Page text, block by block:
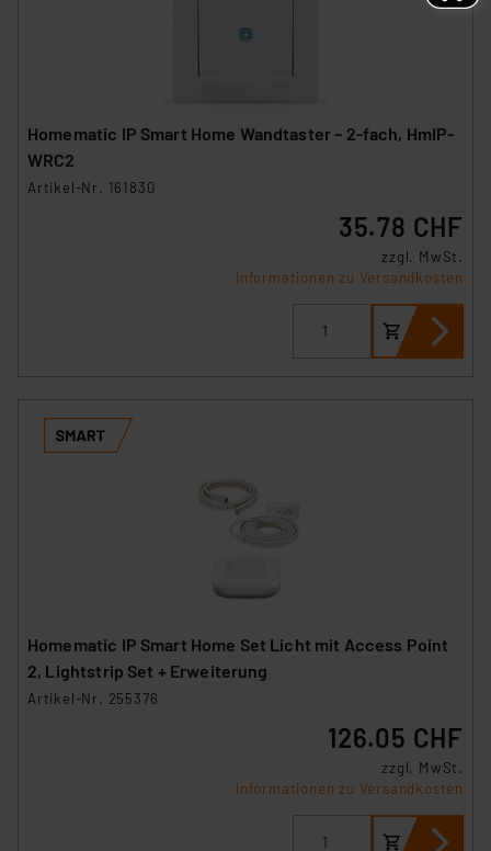
Homematic IP Smart Home Wandtaster – 2-fach, HmIP-
WRC2
Artikel-Nr. 161830
35.78 CHF
zzgl. MwSt.
Informationen zu Versandkosten
Homematic IP Smart Home Set Licht mit Access Point
2, Lightstrip Set + Erweiterung
Artikel-Nr. 255376
126.05 CHF
zzgl. MwSt.
Informationen zu Versandkosten